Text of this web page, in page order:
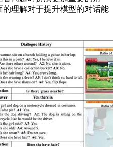
理解对于提升模型的对话能